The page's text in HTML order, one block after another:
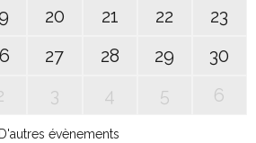
20 21 22
23
27 28 29
30
3 4 5 6
D'autres évènements